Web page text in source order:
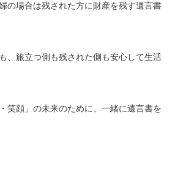
の場合は残された方に財産を残す遺言書
、旅立つ側も残された側も安心して生活
笑顔」の未来のために、一緒に遺言書を